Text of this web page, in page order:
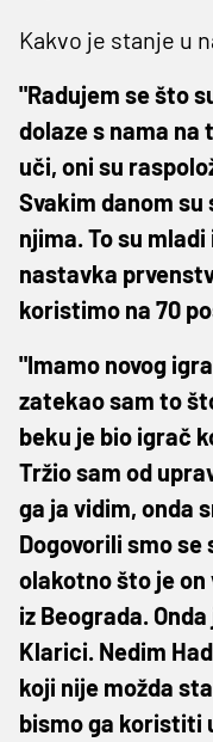
Kakvo je stanje u
"Radujem se što
dolaze s nama na
uči, oni su
Svakim danom su
njima. To su
nastavka
koristimo na 70
"Imamo novog
zatekao sam to
beku je bio igrač
Tržio sam od
ga ja vidim, onda
Dogovorili smo se
olakotno što je on
iz Beograda.
Klarici. Nedim
koji nije možda
bismo ga koristiti